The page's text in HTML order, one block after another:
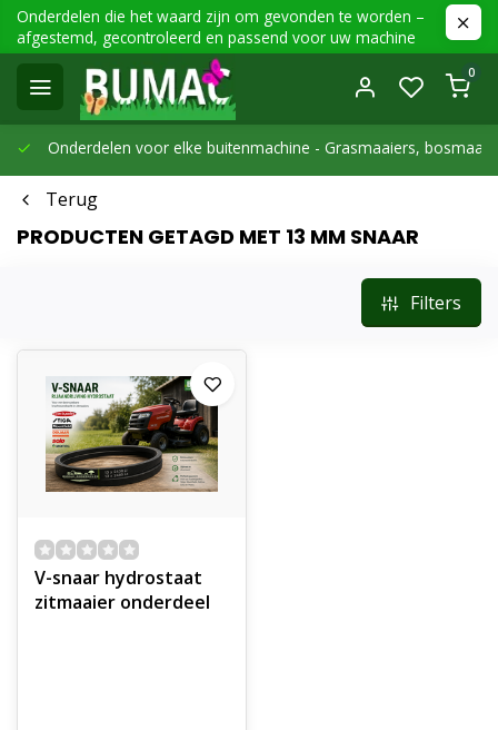
Onderdelen die het waard zijn om gevonden te worden –
afgestemd, gecontroleerd en passend voor uw machine
0
Onderdelen voor elke buitenmachine - Grasmaaiers,
Terug
PRODUCTEN GETAGD MET 13 MM SNAAR
Filters
V-snaar hydrostaat
zitmaaier onderdeel